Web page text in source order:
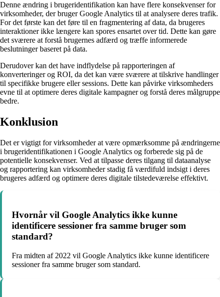
Denne ændring i brugeridentifikation kan have flere konsekvenser for
virksomheder, der bruger Google Analytics til at analysere deres trafik.
For det første kan det føre til en fragmentering af data, da brugeres
interaktioner ikke længere kan spores ensartet over tid. Dette kan gøre
det sværere at forstå brugernes adfærd og træffe informerede
beslutninger baseret på data.
Derudover kan det have indflydelse på rapporteringen af
konverteringer og ROI, da det kan være sværere at tilskrive handlinger
til specifikke brugere eller sessions. Dette kan påvirke virksomheders
evne til at optimere deres digitale kampagner og forstå deres målgruppe
bedre.
Konklusion
Det er vigtigt for virksomheder at være opmærksomme på ændringerne
i brugeridentifikationen i Google Analytics og forberede sig på de
potentielle konsekvenser. Ved at tilpasse deres tilgang til dataanalyse
og rapportering kan virksomheder stadig få værdifuld indsigt i deres
brugeres adfærd og optimere deres digitale tilstedeværelse effektivt.
Hvornår vil Google Analytics ikke kunne
identificere sessioner fra samme bruger som
standard?
Fra midten af 2022 vil Google Analytics ikke kunne identificere
sessioner fra samme bruger som standard.